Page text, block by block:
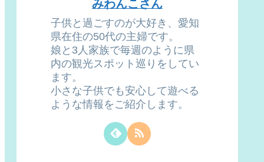
みわんこさん
子供と過ごすのが大好き、愛知
県在住の50代の主婦です。
娘と3人家族で毎週のように県
内の観光スポット巡りをしてい
ます。
小さな子供でも安心して遊べる
ような情報をご紹介します。